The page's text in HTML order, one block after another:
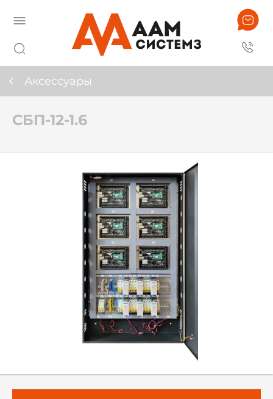
Аксессуары
СБП-12-1.6